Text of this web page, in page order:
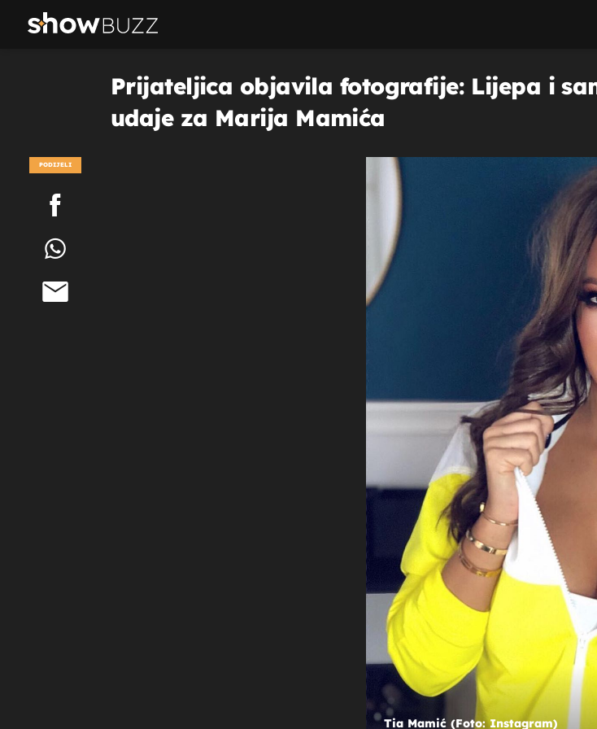
Prijateljica objavila fotografije: Lijepa i
udaje za Marija Mamića
PODIJELI
Tia Mamić (Foto: Instagram)
Ljubo Jurčić, Tia Jurčić (FOTO: Goran Jakus/PIXSELL)
Tia Jurčić (FOTO: Igor
Severina pokazala što radi čim siđe s
pozornice: "Ne možete mi spočitnuti...''
BEZ IMALO ULJEPŠAVANJA
Naša glumica o
majčinstva:
od svega pa se